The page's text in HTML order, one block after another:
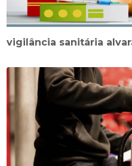
vigilância sanitária